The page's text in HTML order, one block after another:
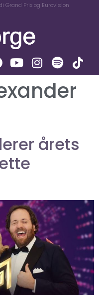
Grand Prix og Eurovision
årets